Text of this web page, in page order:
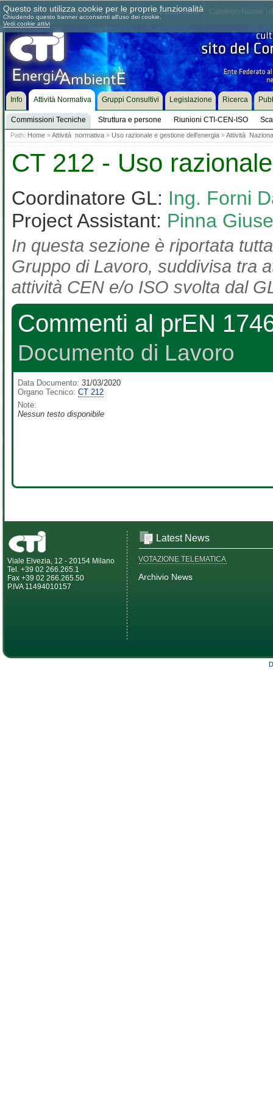
Chi siamo Dove siamo Contattaci Come associarsi
Info Attività Normativa
Commissioni Tecniche Struttura e persone Riunioni CTI-CEN-ISO
Gruppi Consultivi Legislazione Ricerca
Path: Home »Attività normativa » Uso razionale e gestione dell'energia »Attività
CT 212 - Uso
Coordinatore GL: Ing. Forni
Project Assistant: Pinna
In questa sezione è riportata
Gruppo di Lavoro, suddivisa tra
attività CEN e/o ISO svolta dal
Commenti al prEN
Documento di Lavoro
Data Documento: 31/03/2020
Organo Tecnico: CT 212
Note:
Nessun testo disponibile
Viale Elvezia, 12 - 20154 Milano
Tel. +39 02 266.265.1
Fax +39 02 266.265.50
P.IVA 11494010157
Latest News
VOTAZIONE TELEMATICA
Archivio News
Questo sito utilizza cookie per le proprie funzionalità
Chiudendo questo banner acconsenti all'uso dei cookie.
Vedi cookie attivi